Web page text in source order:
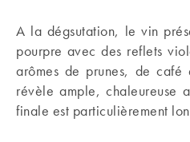
A la dégsutation, le vin
pourpre avec des reflets
arômes de prunes, de
révèle ample, chaleureuse
finale est particulièrement